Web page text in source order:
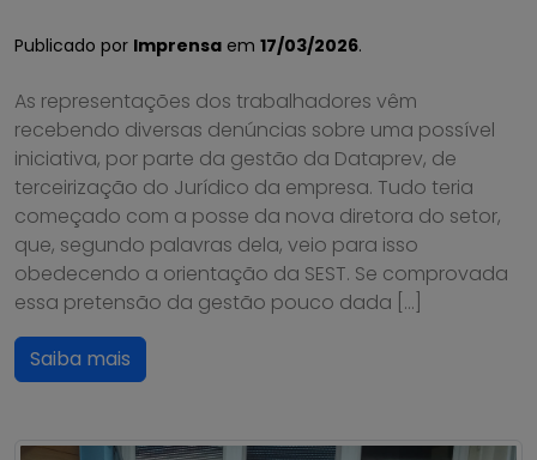
Publicado por Imprensa em 17/03/2026.
As representações dos trabalhadores vêm
recebendo diversas denúncias sobre uma possível
iniciativa, por parte da gestão da Dataprev, de
terceirização do Jurídico da empresa. Tudo teria
começado com a posse da nova diretora do setor,
que, segundo palavras dela, veio para isso
obedecendo a orientação da SEST. Se comprovada
essa pretensão da gestão pouco dada […]
Saiba mais